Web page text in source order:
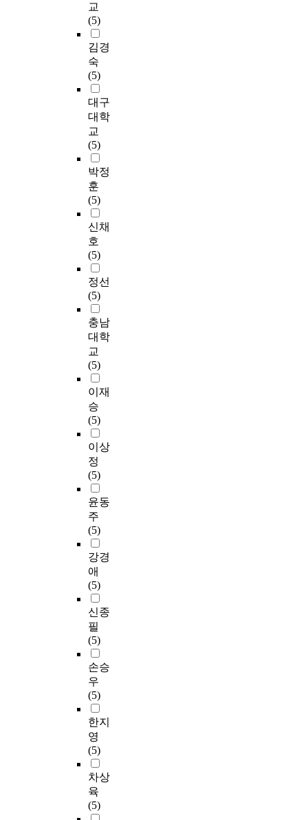
교
(5)
김경
숙
(5)
대구
대학
교
(5)
박정
훈
(5)
신채
호
(5)
정선
(5)
충남
대학
교
(5)
이재
승
(5)
이상
정
(5)
윤동
주
(5)
강경
애
(5)
신종
필
(5)
손승
우
(5)
한지
영
(5)
차상
육
(5)